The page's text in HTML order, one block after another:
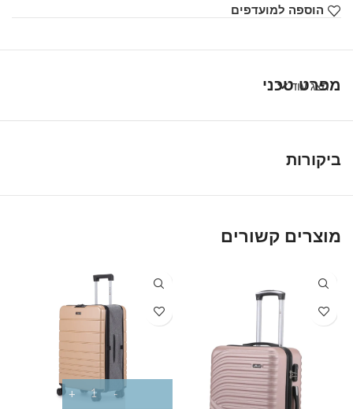
הוספה למועדפים
מפרט טכני
הצג עוד
ביקורות
מוצרים קשורים